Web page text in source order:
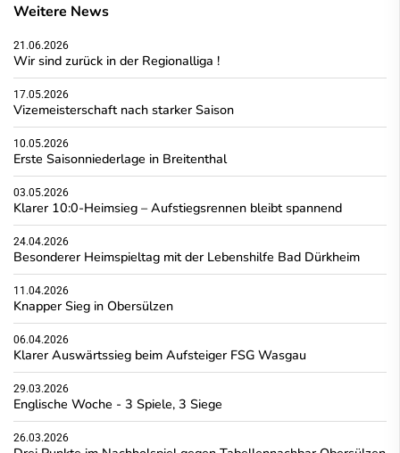
Weitere News
21.06.2026
Wir sind zurück in der Regionalliga !
17.05.2026
Vizemeisterschaft nach starker Saison
10.05.2026
Erste Saisonniederlage in Breitenthal
03.05.2026
Klarer 10:0-Heimsieg – Aufstiegsrennen bleibt spannend
24.04.2026
Besonderer Heimspieltag mit der Lebenshilfe Bad Dürkheim
11.04.2026
Knapper Sieg in Obersülzen
06.04.2026
Klarer Auswärtssieg beim Aufsteiger FSG Wasgau
29.03.2026
Englische Woche - 3 Spiele, 3 Siege
26.03.2026